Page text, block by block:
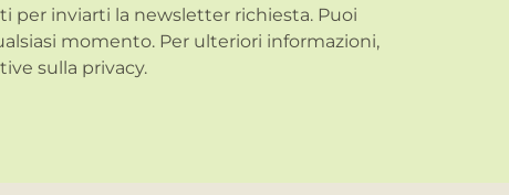
per inviarti la newsletter richiesta. Puoi
momento. Per ulteriori informazioni,
sulla privacy.